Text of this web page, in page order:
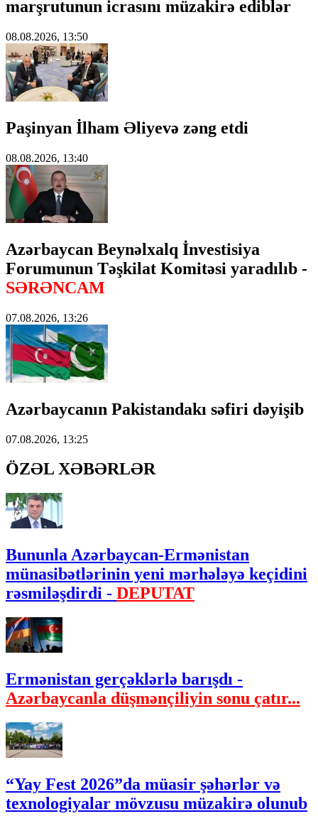
marşrutunun icrasını müzakirə ediblər
08.08.2026, 13:50
Paşinyan İlham Əliyevə zəng etdi
08.08.2026, 13:40
Azərbaycan Beynəlxalq İnvestisiya
Forumunun Təşkilat Komitəsi yaradılıb -
SƏRƏNCAM
07.08.2026, 13:26
Azərbaycanın Pakistandakı səfiri dəyişib
07.08.2026, 13:25
ÖZƏL XƏBƏRLƏR
Bununla Azərbaycan-Ermənistan
münasibətlərinin yeni mərhələyə keçidini
rəsmiləşdirdi - DEPUTAT
Ermənistan gerçəklərlə barışdı -
Azərbaycanla düşmənçiliyin sonu çatır...
“Yay Fest 2026”da müasir şəhərlər və
texnologiyalar mövzusu müzakirə olunub